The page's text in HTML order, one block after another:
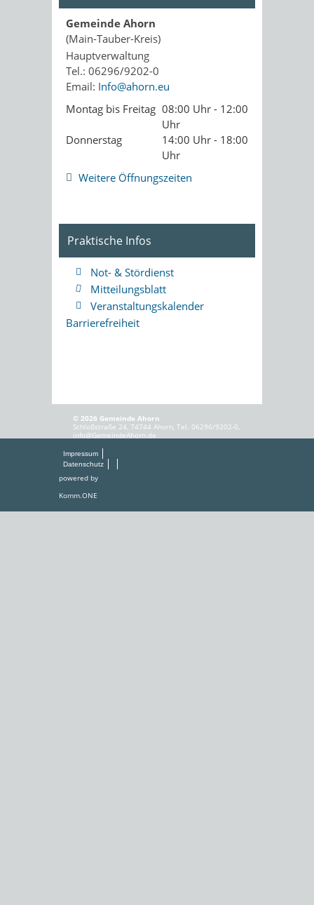
Gemeinde Ahorn
(Main-Tauber-Kreis)
Hauptverwaltung
Tel.: 06296/9202-0
Email: Info@ahorn.eu
Montag bis Freitag 08:00 Uhr - 12:00
Uhr
Donnerstag
14:00 Uhr - 18:00
Uhr
Weitere Öffnungszeiten
Praktische Infos
Not- & Stördienst
Mitteilungsblatt
Veranstaltungskalender
Barrierefreiheit
© 2026 Gemeinde Ahorn
Schloßstraße 24, 74744 Ahorn, Tel. 06296/9202-0,
info@GemeindeAhorn.de
Impressum
Datenschutz
powered by
Komm.ONE